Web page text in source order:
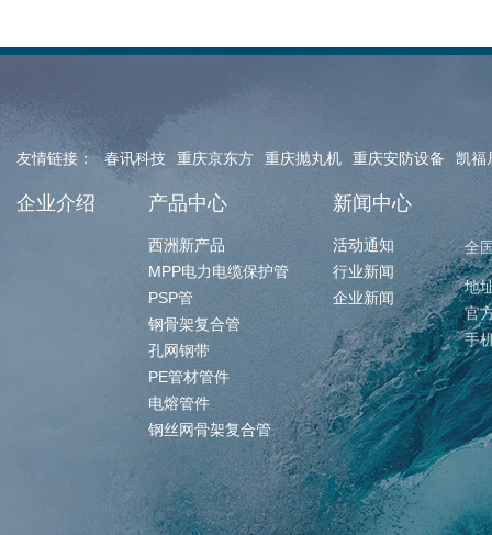
友情链接： 春讯科技 重庆京东方 重庆抛丸机 重庆安防设备 凯福
企业介绍 产品中心
西洲新产品
MPP电力电缆保护管
PSP管
钢骨架复合管
孔网钢带
PE管材管件
电熔管件
钢丝网骨架复合管
新闻中心
活动通知
行业新闻
企业新闻
全
地
官
手